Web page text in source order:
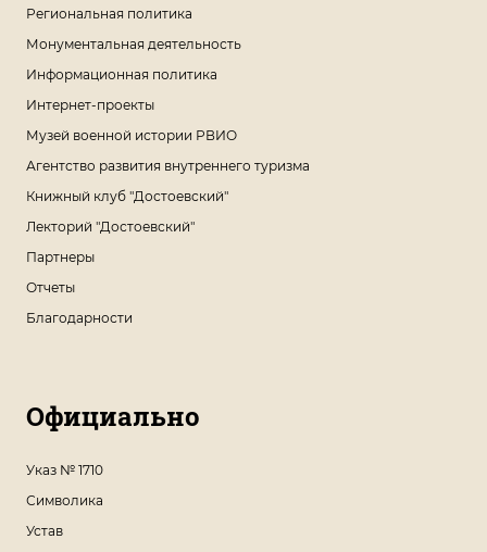
Региональная политика
Монументальная деятельность
Информационная политика
Интернет-проекты
Музей военной истории РВИО
Агентство развития внутреннего туризма
Книжный клуб "Достоевский"
Лекторий "Достоевский"
Партнеры
Отчеты
Благодарности
Официально
Указ № 1710
Символика
Устав